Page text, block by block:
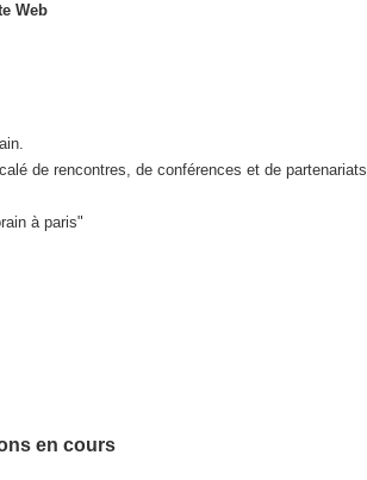
Web
de rencontres, de conférences et de partenariats.
à paris"
en cours